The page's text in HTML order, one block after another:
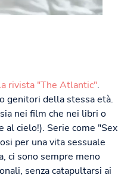
rivista "The Atlantic".
genitori della stessa età.
nei film che nei libri o
cielo!). Serie come "Sex
per una vita sessuale
ci sono sempre meno
senza catapultarsi ai